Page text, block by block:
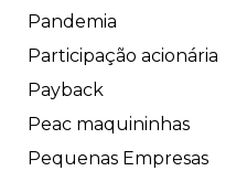
Pandemia
Participação acionária
Payback
Peac maquininhas
Pequenas Empresas